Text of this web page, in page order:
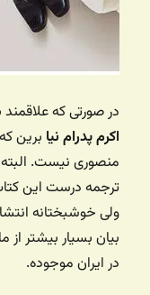
در صورتی که
اکرم پدرام نیا برین
منصوری نیست.
ترجمه درست این
ولی خوشبختانه
بیان بسیار بیشتر
در ایران موجوده.